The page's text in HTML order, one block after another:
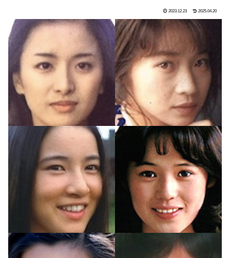
2023.12.23 2025.04.20